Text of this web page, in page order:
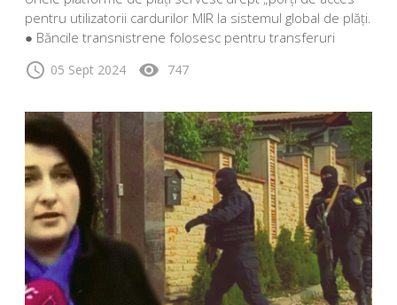
pentru utilizatorii cardurilor MIR la sistemul global de plăți.
● Băncile transnistrene folosesc pentru transferuri
schedule 05 Sept 2024 visibility 747